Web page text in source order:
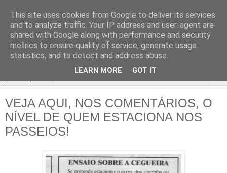
Passeio
Livre
VEJA AQUI, NOS COMENTÁRIOS, O
NÍVEL DE QUEM ESTACIONA NOS
PASSEIOS!
This site uses cookies from Google to deliver its services
and to analyze traffic. Your IP address and user-agent are
shared with Google along with performance and security
metrics to ensure quality of service, generate usage
statistics, and to detect and address abuse.
LEARN MORE GOT IT